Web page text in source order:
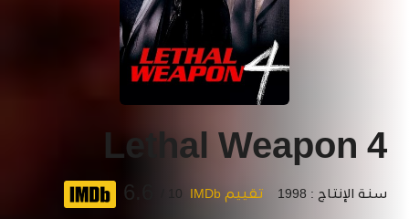
Lethal Weapon 4
سنة الإنتاج : 1998 تقييم IMDb 10 /
6.6